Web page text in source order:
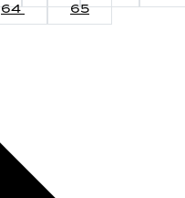
64 65